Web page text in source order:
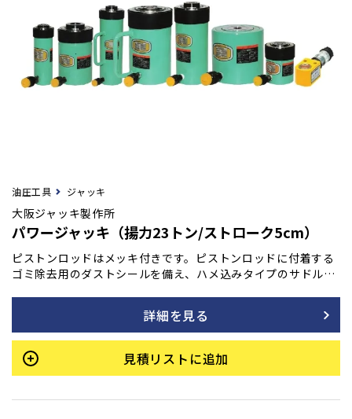
油圧工具 ジャッキ
大阪ジャッキ製作所
パワージャッキ（揚力23トン/ストローク5cm）
ピストンロッドはメッキ付きです。ピストンロッドに付着する
ゴミ除去用のダストシールを備え、ハメ込みタイプのサドルを
詳細を見る
見積リストに追加